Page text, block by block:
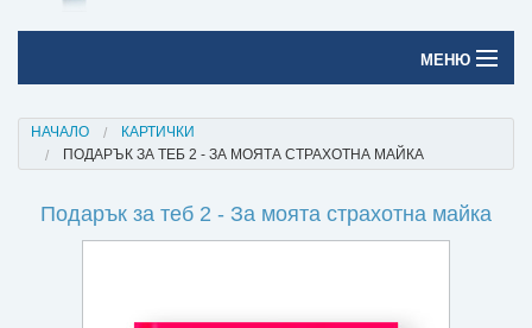
МЕНЮ
Печатни книги
Електронни книги
НАЧАЛО
КАРТИЧКИ
ПОДАРЪК ЗА ТЕБ 2 - ЗА МОЯТА СТРАХОТНА МАЙКА
Подарък за теб 2 - За моята страхотна майка